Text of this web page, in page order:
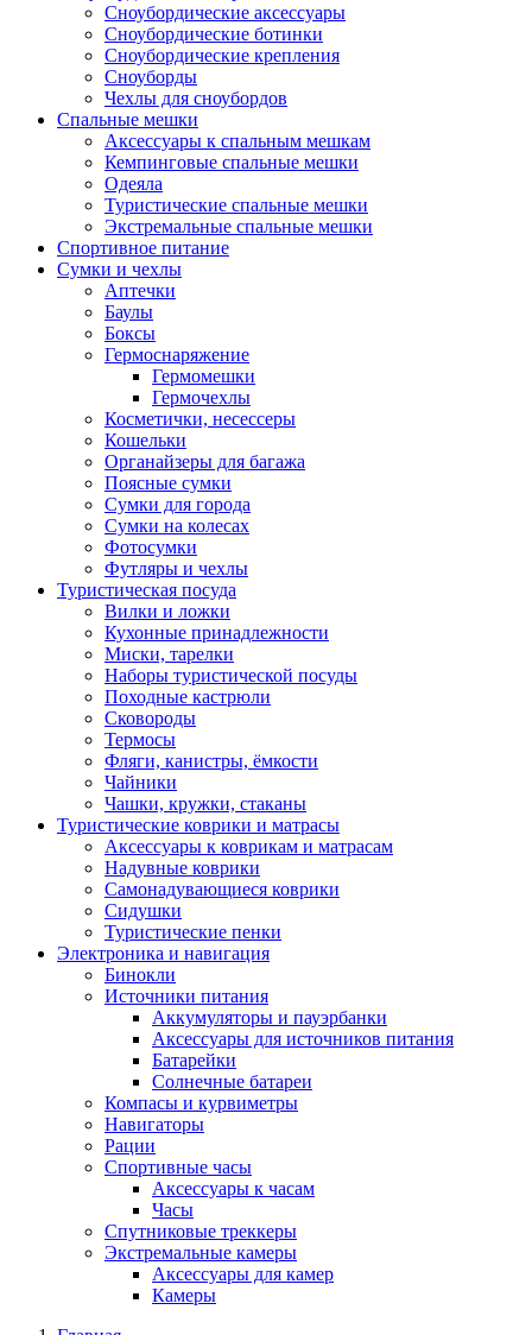
Сноубордические аксессуары
Сноубордические ботинки
Сноубордические крепления
Сноуборды
Чехлы для сноубордов
Спальные мешки
Аксессуары к спальным мешкам
Кемпинговые спальные мешки
Одеяла
Туристические спальные мешки
Экстремальные спальные мешки
Спортивное питание
Сумки и чехлы
Аптечки
Баулы
Боксы
Гермоснаряжение
Гермомешки
Гермочехлы
Косметички, несессеры
Кошельки
Органайзеры для багажа
Поясные сумки
Сумки для города
Сумки на колесах
Фотосумки
Футляры и чехлы
Туристическая посуда
Вилки и ложки
Кухонные принадлежности
Миски, тарелки
Наборы туристической посуды
Походные кастрюли
Сковороды
Термосы
Фляги, канистры, ёмкости
Чайники
Чашки, кружки, стаканы
Туристические коврики и матрасы
Аксессуары к коврикам и матрасам
Надувные коврики
Самонадувающиеся коврики
Сидушки
Туристические пенки
Электроника и навигация
Бинокли
Источники питания
Аккумуляторы и пауэрбанки
Аксессуары для источников питания
Батарейки
Солнечные батареи
Компасы и курвиметры
Навигаторы
Рации
Спортивные часы
Аксессуары к часам
Часы
Спутниковые треккеры
Экстремальные камеры
Аксессуары для камер
Камеры